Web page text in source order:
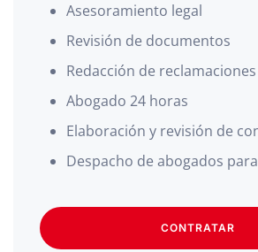
Asesoramiento legal
Revisión de documentos
Redacción de reclamaciones
Abogado 24 horas
Elaboración y revisión de
Despacho de abogados
CONTRATAR